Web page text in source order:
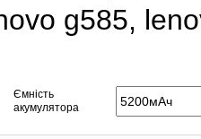
g585,
Ємність
акумулятора